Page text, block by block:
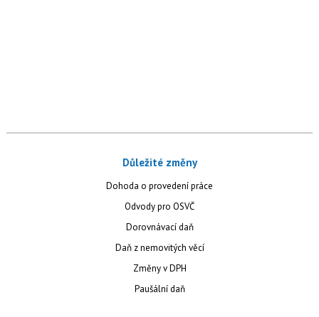
Důležité změny
Dohoda o provedení práce
Odvody pro OSVČ
Dorovnávací daň
Daň z nemovitých věcí
Změny v DPH
Paušální daň